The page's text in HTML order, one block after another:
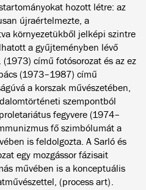
hozott létre: az
újraértelmezte, a
környezetükből jelképi szintre
a gyűjteményben lévő
(1973) című fotósorozat és az ez
(1973–1987) című
a korszak művészetében,
szempontból
fegyvere (1974–
fő szimbólumát a
is feldolgozta. A Sarló és
egy mozgássor fázisait
művében is a konceptuális
(process art).